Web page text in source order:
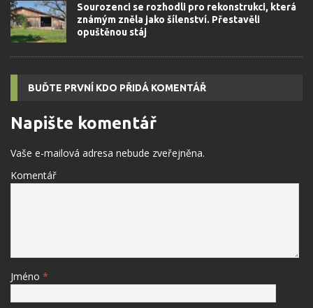
Sourozenci se rozhodli pro rekonstrukci, která
známým zněla jako šílenství. Přestavěli
opuštěnou stáj
BUĎTE PRVNÍ KDO PŘIDÁ KOMENTÁŘ
Napište komentář
Vaše e-mailová adresa nebude zveřejněna.
Komentář
Jméno *